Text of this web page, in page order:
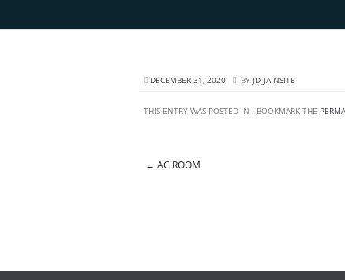
DECEMBER 31, 2020 BY JD_JAINSITE
THIS ENTRY WAS POSTED IN . BOOKMARK THE
← AC ROOM